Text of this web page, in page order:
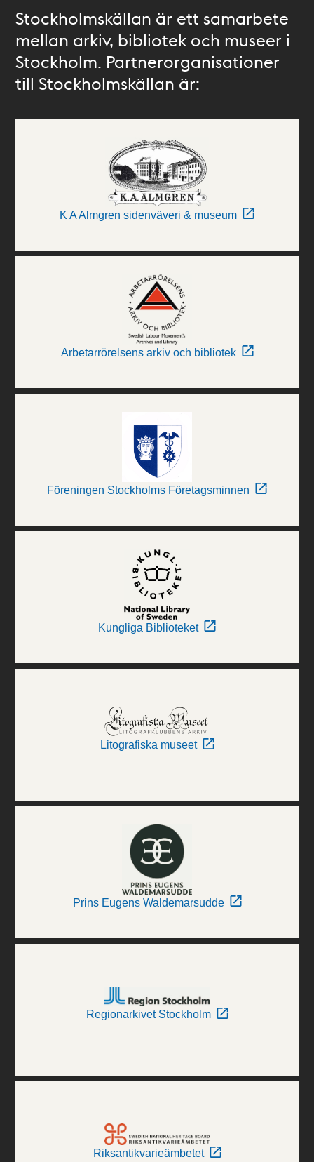
Stockholmskällan är ett samarbete
mellan arkiv, bibliotek och museer i
Stockholm. Partnerorganisationer
till Stockholmskällan är:
K A Almgren sidenväveri & museum
Arbetarrörelsens arkiv och bibliotek
Föreningen Stockholms Företagsminnen
Kungliga Biblioteket
Litografiska museet
Prins Eugens Waldemarsudde
Regionarkivet Stockholm
Riksantikvarieämbetet